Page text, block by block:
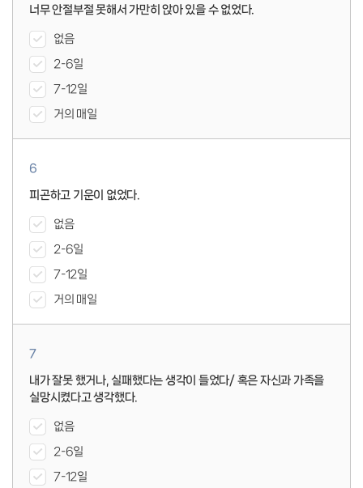
너무 안절부절 못해서 가만히 앉아 있을 수 없었다.
없음
2-6일
7-12일
거의 매일
6
피곤하고 기운이 없었다.
없음
2-6일
7-12일
거의 매일
7
내가 잘못 했거나, 실패했다는 생각이 들었다/ 혹은 자신과 가족을
실망시켰다고 생각했다.
없음
2-6일
7-12일